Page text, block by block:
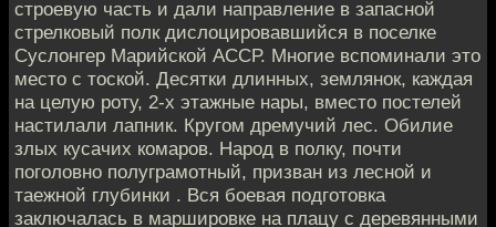
строевую часть и дали направление в запасной
стрелковый полк дислоцировавшийся в поселке
Суслонгер Марийской АССР. Многие вспоминали это
место с тоской. Десятки длинных, землянок, каждая
на целую роту, 2-х этажные нары, вместо постелей
настилали лапник. Кругом дремучий лес. Обилие
злых кусачих комаров. Народ в полку, почти
поголовно полуграмотный, призван из лесной и
таежной глубинки . Вся боевая подготовка
заключалась в маршировке на плацу с деревянными